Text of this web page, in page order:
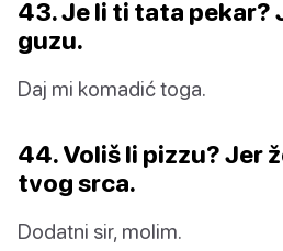
43. Je li ti tata pekar?
guzu.
Daj mi komadić toga.
44. Voliš li pizzu? Jer
tvog srca.
Dodatni sir, molim.